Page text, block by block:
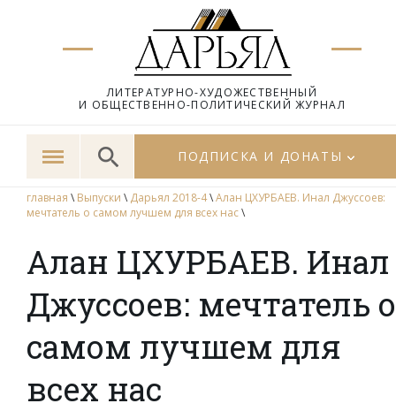
ЛИТЕРАТУРНО-ХУДОЖЕСТВЕННЫЙ
И ОБЩЕСТВЕННО-ПОЛИТИЧЕСКИЙ ЖУРНАЛ
ПОДПИСКА И ДОНАТЫ
главная \ Выпуски \ Дарьял 2018-4\Алан ЦХУРБАЕВ. Инал Джуссоев:
мечтатель о самом лучшем для всех нас\
Алан ЦХУРБАЕВ. Инал
Джуссоев: мечтатель о
самом лучшем для
всех нас